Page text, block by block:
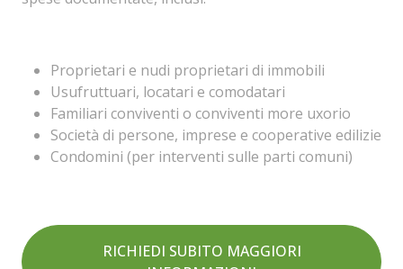
Proprietari e nudi proprietari di immobili
Usufruttuari, locatari e comodatari
Familiari conviventi o conviventi more uxorio
Società di persone, imprese e cooperative edilizie
Condomini (per interventi sulle parti comuni)
RICHIEDI SUBITO MAGGIORI